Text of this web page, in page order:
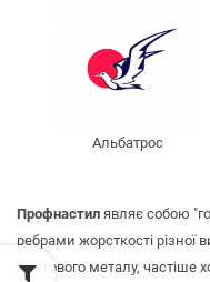
Альбатрос
Профнастил являє собою
ребрами жорсткості різної
листового металу, частіше